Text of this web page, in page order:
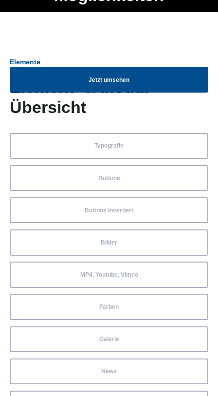
Jetzt umsehen
Elemente
Element- & Modul-
Übersicht
Typografie
Buttons
Buttons Invertiert
Bilder
MP4, Youtube, Vimeo
Farben
Galerie
News